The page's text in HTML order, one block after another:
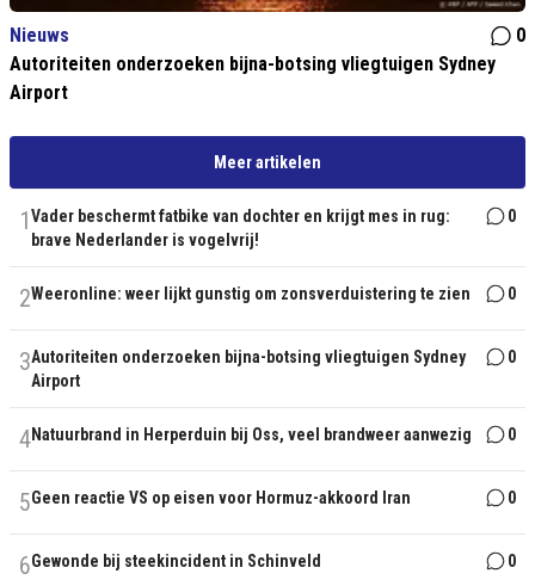
Nieuws
0
Autoriteiten onderzoeken bijna-botsing vliegtuigen Sydney
Airport
Meer artikelen
1Vader beschermt fatbike van dochter en krijgt mes in rug:
brave Nederlander is vogelvrij!
0
2Weeronline: weer lijkt gunstig om zonsverduistering te zien 0
3Autoriteiten onderzoeken bijna-botsing vliegtuigen Sydney
Airport
0
4Natuurbrand in Herperduin bij Oss, veel brandweer aanwezig 0
5Geen reactie VS op eisen voor Hormuz-akkoord Iran 0
6Gewonde bij steekincident in Schinveld 0